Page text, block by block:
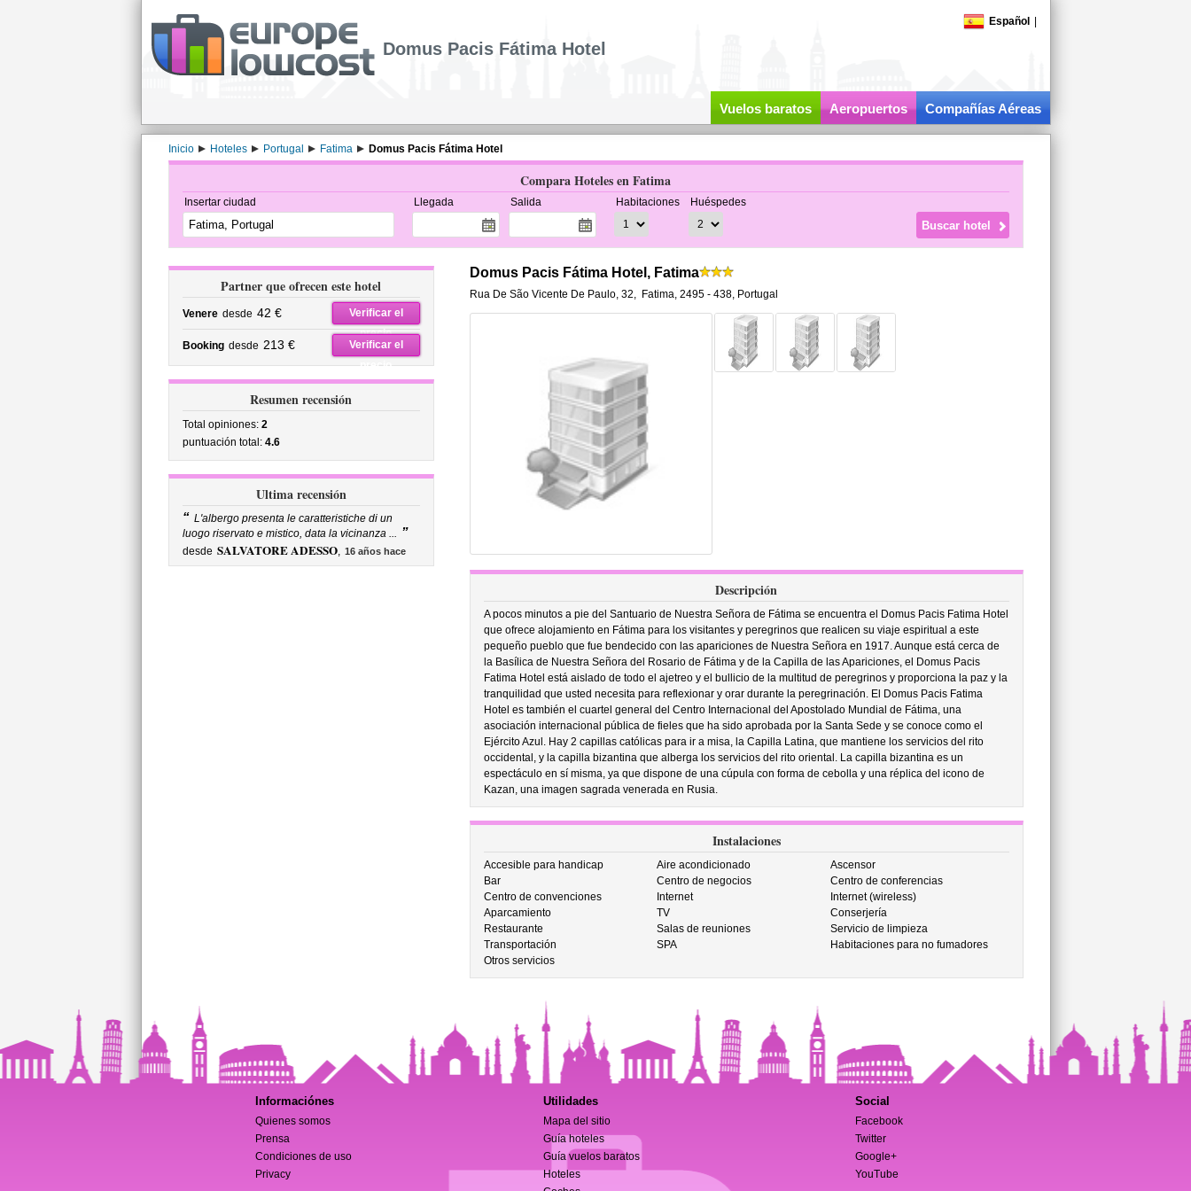
Español
Domus Pacis Fátima Hotel
Vuelos baratos Aeropuertos Compañías Aéreas
Inicio Hoteles Portugal Fatima Domus Pacis Fátima Hotel
Compara Hoteles en Fatima
Insertar ciudad Llegada Salida Habitaciones Huéspedes
Partner que ofrecen este hotel
Venere desde 42 €
Verificar el
precio
Booking desde 213 €
Verificar el
precio
Resumen recensión
Total opiniones: 2
puntuación total: 4.6
Ultima recensión
“ L'albergo presenta le caratteristiche di un
luogo riservato e mistico, data la vicinanza ... ”
desde SALVATORE ADESSO, 16 años hace
Domus Pacis Fátima Hotel, Fatima
Rua De São Vicente De Paulo, 32, Fatima, 2495 - 438, Portugal
Descripción
A pocos minutos a pie del Santuario de Nuestra Señora de Fátima se encuentra el Domus Pacis Fatima Hotel
que ofrece alojamiento en Fátima para los visitantes y peregrinos que realicen su viaje espiritual a este
pequeño pueblo que fue bendecido con las apariciones de Nuestra Señora en 1917. Aunque está cerca de
la Basílica de Nuestra Señora del Rosario de Fátima y de la Capilla de las Apariciones, el Domus Pacis
Fatima Hotel está aislado de todo el ajetreo y el bullicio de la multitud de peregrinos y proporciona la paz y la
tranquilidad que usted necesita para reflexionar y orar durante la peregrinación. El Domus Pacis Fatima
Hotel es también el cuartel general del Centro Internacional del Apostolado Mundial de Fátima, una
asociación internacional pública de fieles que ha sido aprobada por la Santa Sede y se conoce como el
Ejército Azul. Hay 2 capillas católicas para ir a misa, la Capilla Latina, que mantiene los servicios del rito
occidental, y la capilla bizantina que alberga los servicios del rito oriental. La capilla bizantina es un
espectáculo en sí misma, ya que dispone de una cúpula con forma de cebolla y una réplica del icono de
Kazan, una imagen sagrada venerada en Rusia.
Instalaciones
Accesible para handicap Aire acondicionado
Ascensor
Bar
Centro de negocios
Centro de conferencias
Centro de convenciones
Internet
Internet (wireless)
Aparcamiento
TV
Conserjería
Restaurante
Salas de reuniones
Servicio de limpieza
Transportación
SPA
Habitaciones para no fumadores
Otros servicios
Informaciónes
Quienes somos
Prensa
Condiciones de uso
Privacy
Utilidades
Mapa del sitio
Guía hoteles
Guía vuelos baratos
Hoteles
Social
Facebook
Twitter
Google+
YouTube